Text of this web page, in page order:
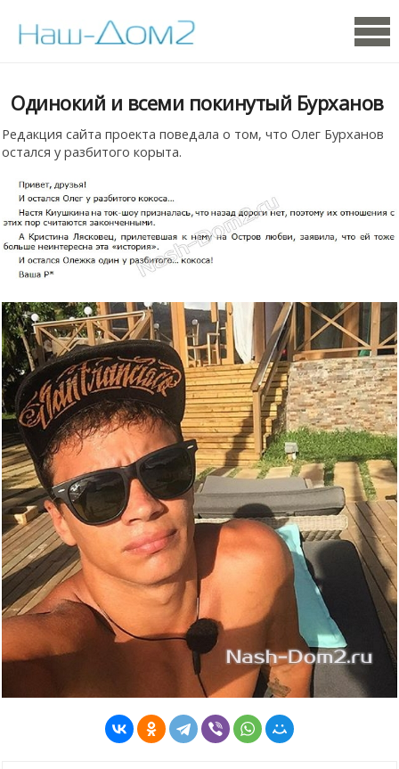
Одинокий и всеми покинутый Бурханов
Редакция сайта проекта поведала о том, что Олег Бурханов
остался у разбитого корыта.